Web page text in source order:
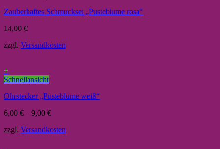
Zauberhaftes Schmuckset „Pusteblume rosa“
14,00 €
zzgl. Versandkosten
+
Schnellansicht
Ohrstecker „Pusteblume weiß“
6,00 € – 9,00 €
zzgl. Versandkosten